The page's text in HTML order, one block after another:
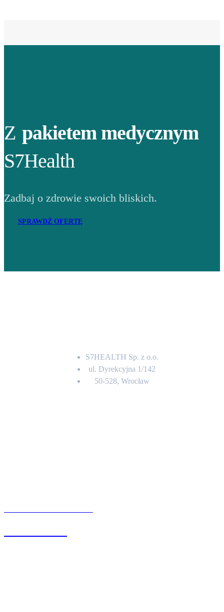
Z pakietem medycznym
S7Health
Zadbaj o zdrowie swoich bliskich.
SPRAWDŹ OFERTĘ
S7HEALTH Sp. z o.o.
ul. Dyrekcyjna 1/142
50-528, Wrocław